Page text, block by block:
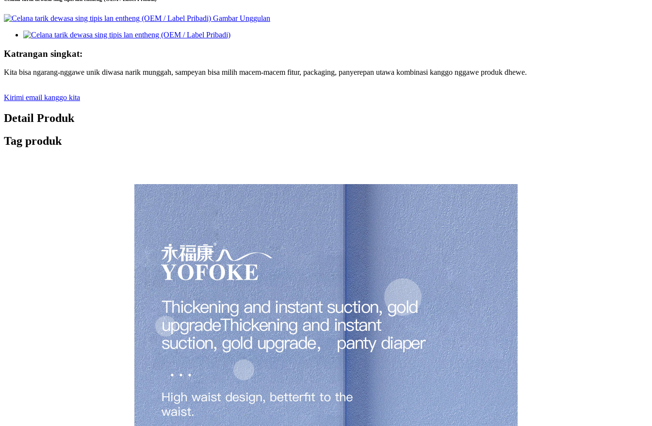
Katrangan singkat:
Kita bisa ngarang-nggawe unik diwasa narik munggah, sampeyan bisa milih macem-macem fitur, packaging, panyerepan utawa kombinasi kanggo nggawe produk dhewe.
Kirimi email kanggo kita
Detail Produk
Tag produk